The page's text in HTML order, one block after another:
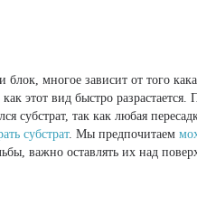
блок, многое зависит от того
этот вид быстро разрастается.
субстрат, так как любая
субстрат. Мы предпочитаем
важно оставлять их над